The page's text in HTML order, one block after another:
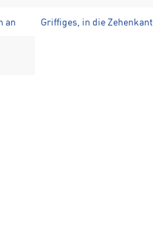
an Griffiges, in die